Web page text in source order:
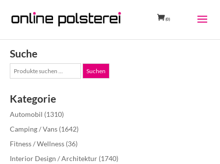
(0)
Suche
Suche
nach:
Suchen
Kategorie
Automobil (1310)
Camping / Vans (1642)
Fitness / Wellness (36)
Interior Design / Architektur (1740)